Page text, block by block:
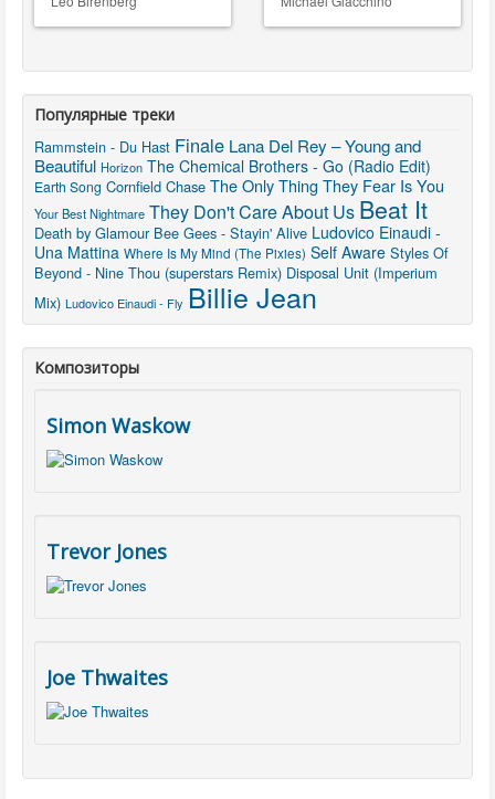
Популярные треки
Rammstein - Du Hast Finale Lana Del Rey – Young and
Beautiful Horizon The Chemical Brothers - Go (Radio Edit)
Earth Song Cornfield Chase The Only Thing They Fear Is You
Your Best Nightmare They Don't Care About Us Beat It
Death by Glamour Bee Gees - Stayin' Alive Ludovico Einaudi -
Una Mattina Where Is My Mind (The Pixies) Self Aware Styles Of
Beyond - Nine Thou (superstars Remix) Disposal Unit (Imperium
Mix) Ludovico Einaudi - Fly Billie Jean
Композиторы
Simon Waskow
Trevor Jones
Joe Thwaites